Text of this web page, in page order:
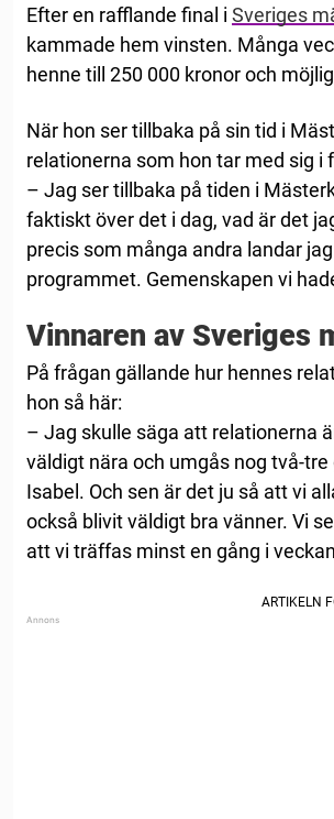
Efter en rafflande final i Sveriges
kammade hem vinsten. Många
henne till 250 000 kronor och
När hon ser tillbaka på sin tid i
relationerna som hon tar med sig i
– Jag ser tillbaka på tiden i
faktiskt över det i dag, vad är det
precis som många andra landar
programmet. Gemenskapen vi
Vinnaren av Sveriges
På frågan gällande hur hennes
hon så här:
– Jag skulle säga att relationerna
väldigt nära och umgås nog två-
Isabel. Och sen är det ju så att vi
också blivit väldigt bra vänner. Vi
att vi träffas minst en gång i